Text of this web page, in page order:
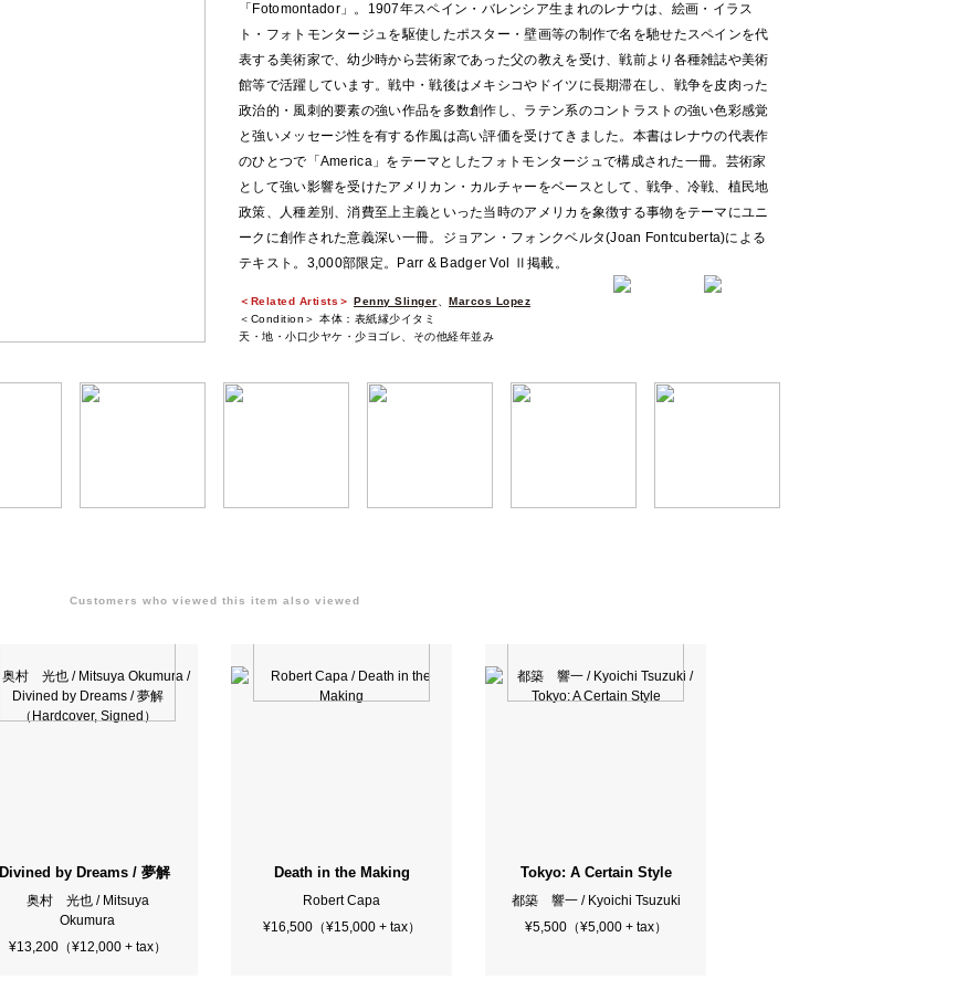
「Fotomontador」。1907年スペイン・バレンシア生まれのレナウは、絵画・イラス
ト・フォトモンタージュを駆使したポスター・壁画等の制作で名を馳せたスペインを代
表する美術家で、幼少時から芸術家であった父の教えを受け、戦前より各種雑誌や美術
館等で活躍しています。戦中・戦後はメキシコやドイツに長期滞在し、戦争を皮肉った
政治的・風刺的要素の強い作品を多数創作し、ラテン系のコントラストの強い色彩感覚
と強いメッセージ性を有する作風は高い評価を受けてきました。本書はレナウの代表作
のひとつで「America」をテーマとしたフォトモンタージュで構成された一冊。芸術家
として強い影響を受けたアメリカン・カルチャーをベースとして、戦争、冷戦、植民地
政策、人種差別、消費至上主義といった当時のアメリカを象徴する事物をテーマにユニ
ークに創作された意義深い一冊。ジョアン・フォンクベルタ(Joan Fontcuberta)による
テキスト。3,000部限定。Parr & Badger Vol Ⅱ掲載。
＜Related Artists＞ Penny Slinger
Marcos Lopez
＜Condition＞ 本体：表紙縁少イタミ
天・地・小口少ヤケ・少ヨゴレ、その他経年並み
Customers who viewed this item also viewed
Divined by Dreams / 夢解（Hardcover, Signed）
奥村 光也 / Mitsuya
Okumura
¥13,200（¥12,000 + tax）
Death in the Making
Robert Capa
¥16,500（¥15,000 + tax）
Tokyo: A Certain Style
都築 響一 / Kyoichi Tsuzuki
¥5,500（¥5,000 + tax）